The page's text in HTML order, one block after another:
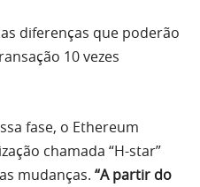
diferenças que poderão
10 vezes
fase, o Ethereum
chamada “H-star”
mudanças. “A partir do